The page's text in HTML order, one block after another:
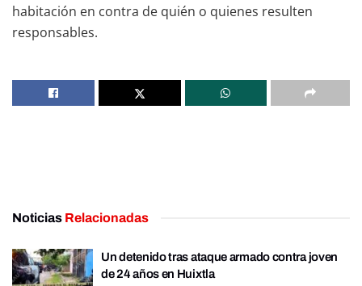
habitación en contra de quién o quienes resulten
responsables.
Noticias Relacionadas
Un detenido tras ataque armado contra joven
de 24 años en Huixtla